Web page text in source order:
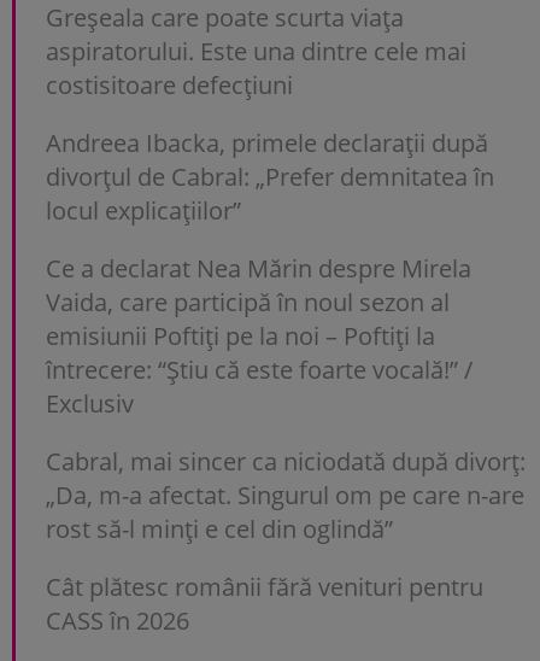
Greșeala care poate scurta viața
aspiratorului. Este una dintre cele mai
costisitoare defecțiuni
Andreea Ibacka, primele declarații după
divorțul de Cabral: „Prefer demnitatea în
locul explicațiilor”
Ce a declarat Nea Mărin despre Mirela
Vaida, care participă în noul sezon al
emisiunii Poftiți pe la noi – Poftiți la
întrecere: “Știu că este foarte vocală!” /
Exclusiv
Cabral, mai sincer ca niciodată după divorț:
„Da, m-a afectat. Singurul om pe care n-are
rost să-l minți e cel din oglindă”
Cât plătesc românii fără venituri pentru
CASS în 2026